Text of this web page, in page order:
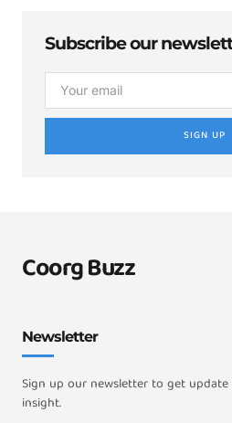
Subscribe our
SIGN UP
Coorg Buzz
Newsletter
Sign up our newsletter to get
insight.